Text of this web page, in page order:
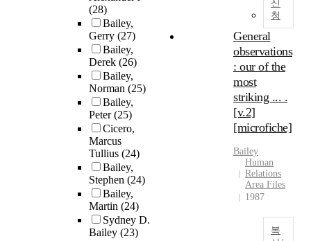
(28)
Bailey,
Gerry (27)
Bailey,
Derek (26)
Bailey,
Norman (25)
Bailey,
Peter(25)
Cicero,
Marcus
Tullius (24)
Bailey,
Stephen (24)
Bailey,
Martin (24)
Sydney D.
Bailey (23)
신
청
General
observations
: our of the
most
striking ... .
[v.2]
[microfiche]
Bailey
Human
Relations
Area Files
1987
복